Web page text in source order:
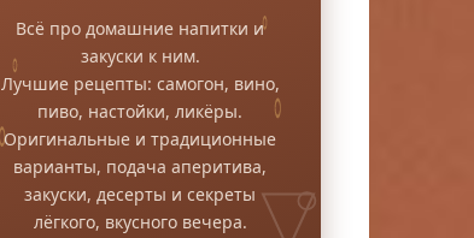
Всё про домашние напитки и
закуски к ним.
Лучшие рецепты: самогон, вино,
пиво, настойки, ликёры.
Оригинальные и традиционные
варианты, подача аперитива,
закуски, десерты и секреты
лёгкого, вкусного вечера.